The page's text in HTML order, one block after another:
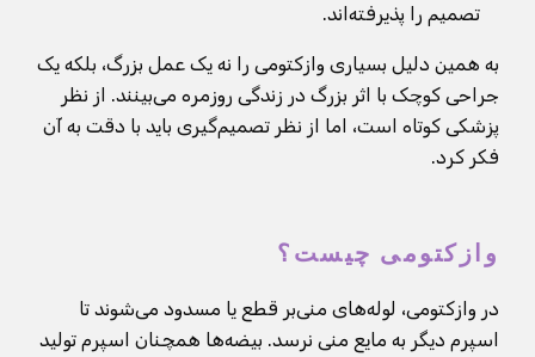
تصمیم را پذیرفته‌اند.
به همین دلیل بسیاری وازکتومی را نه یک عمل بزرگ، بلکه یک
جراحی کوچک با اثر بزرگ در زندگی روزمره می‌بینند. از نظر
پزشکی کوتاه است، اما از نظر تصمیم‌گیری باید با دقت به آن
فکر کرد.
وازکتومی چیست؟
در وازکتومی، لوله‌های منی‌بر قطع یا مسدود می‌شوند تا
اسپرم دیگر به مایع منی نرسد. بیضه‌ها همچنان اسپرم تولید